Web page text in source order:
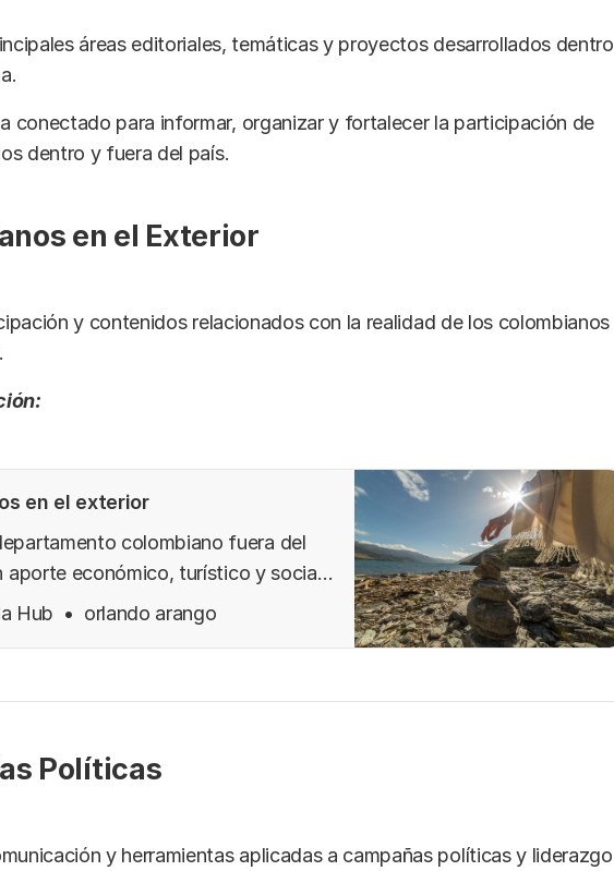
áreas editoriales, temáticas y proyectos desarrollados dentro
conectado para informar, organizar y fortalecer la participación de
dentro y fuera del país.
en el Exterior
y contenidos relacionados con la realidad de los colombianos
en el exterior
colombiano fuera del
aporte económico, turístico y social
sección analiza nuestra realidad
Hub orlando arango
Políticas
y herramientas aplicadas a campañas políticas y liderazgo